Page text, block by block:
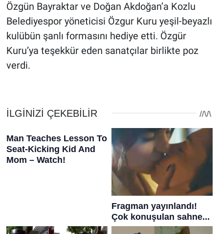
Özgün Bayraktar ve Doğan Akdoğan’a Kozlu
Belediyespor yöneticisi Özgur Kuru yeşil-beyazlı
kulübün şanlı formasını hediye etti. Özgür
Kuru’ya teşekkür eden sanatçılar birlikte poz
verdi.